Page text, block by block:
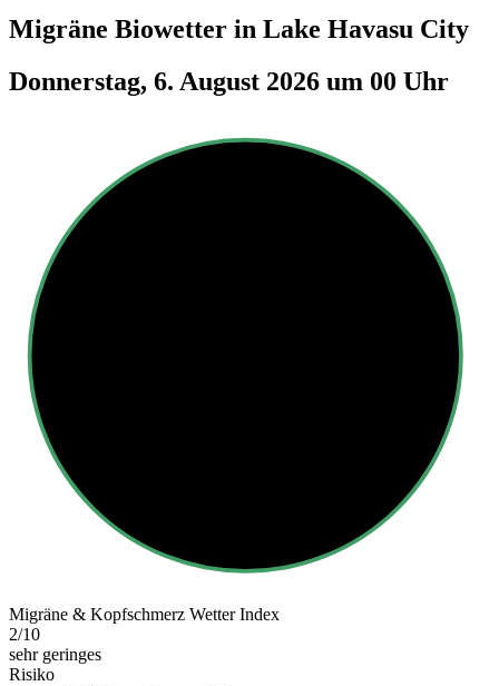
Migräne Biowetter in Lake Havasu City
Donnerstag, 6. August 2026 um 00 Uhr
Migräne & Kopfschmerz Wetter Index
2/10
sehr geringes
Risiko